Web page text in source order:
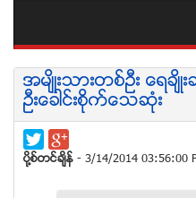
အမ်ိဳးသားတစ္ဦး ေရခ်ိဳ
ဦးေခါင္းစိုက္ေသဆံုး
ပုိ႔စ္တင္ခ်ိန္ - 3/14/2014 03:56:00